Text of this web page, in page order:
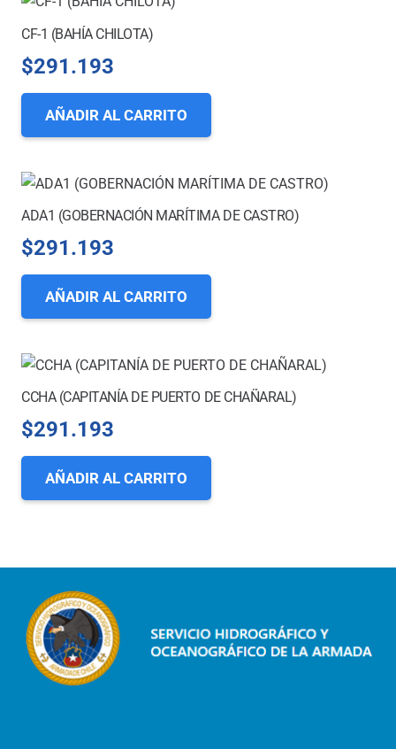
CF-1 (BAHÍA CHILOTA)
$291.193
AÑADIR AL CARRITO
ADA1 (GOBERNACIÓN MARÍTIMA DE CASTRO)
$291.193
AÑADIR AL CARRITO
CCHA (CAPITANÍA DE PUERTO DE CHAÑARAL)
$291.193
AÑADIR AL CARRITO